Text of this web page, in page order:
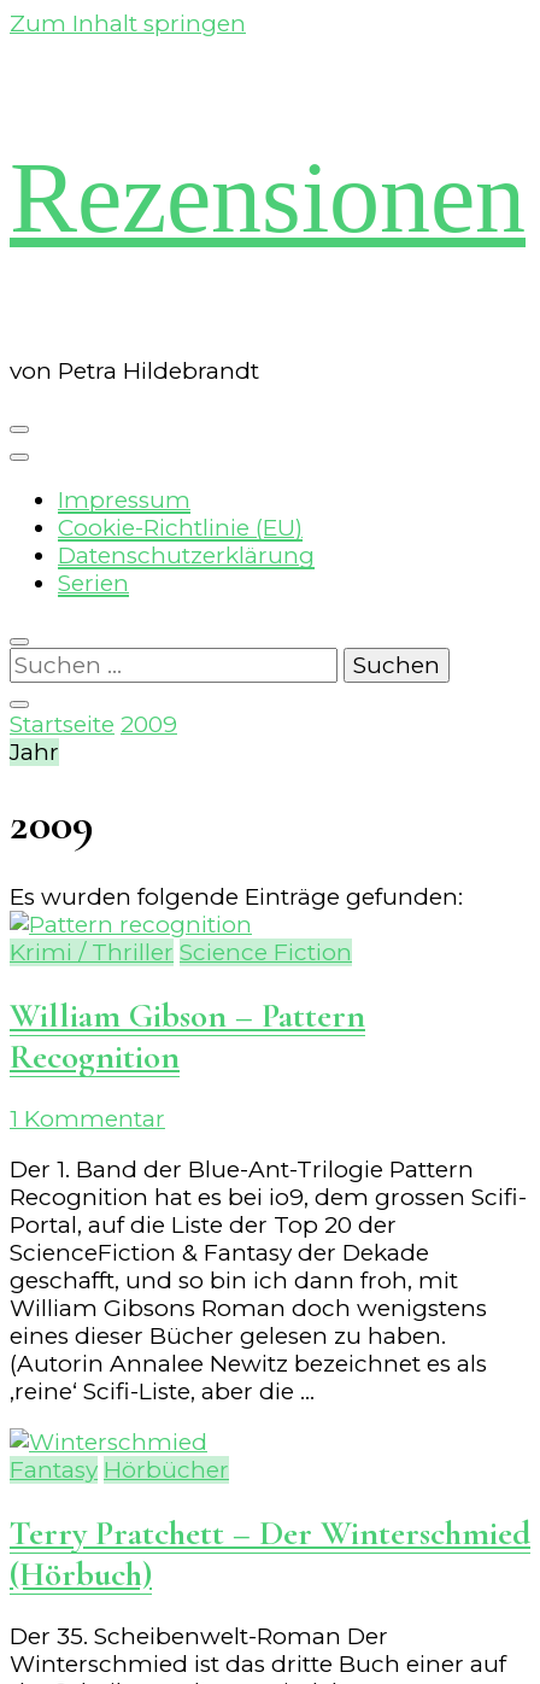
Zum Inhalt springen
Rezensionen
von Petra Hildebrandt
Impressum
Cookie-Richtlinie (EU)
Datenschutzerklärung
Serien
Suchen
nach:
Startseite 2009
Jahr
2009
Es wurden folgende Einträge gefunden:
Krimi / Thriller Science Fiction
William Gibson – Pattern
Recognition
1 Kommentar
Gibson
–
Pattern
Recognition
Der 1. Band der Blue-Ant-Trilogie Pattern
Recognition hat es bei io9, dem grossen Scifi-
Portal, auf die Liste der Top 20 der
ScienceFiction & Fantasy der Dekade
geschafft, und so bin ich dann froh, mit
William Gibsons Roman doch wenigstens
eines dieser Bücher gelesen zu haben.
(Autorin Annalee Newitz bezeichnet es als
‚reine‘ Scifi-Liste, aber die …
Fantasy Hörbücher
Terry Pratchett – Der Winterschmied
(Hörbuch)
Der 35. Scheibenwelt-Roman Der
Winterschmied ist das dritte Buch einer auf